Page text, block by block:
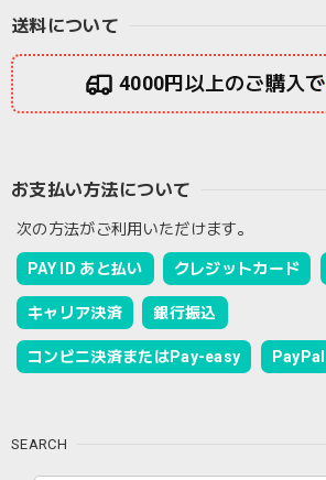
送料について
4000円以上のご購入で
お支払い方法について
次の方法がご利用いただけます。
PAY ID あと払い クレジットカード
キャリア決済 銀行振込
コンビニ決済またはPay-easy PayPal
SEARCH